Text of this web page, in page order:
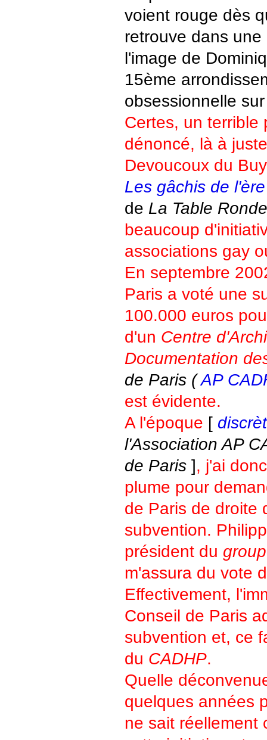
voient rouge dès
retrouve dans
l'image de
15ème
obsessionnelle
Certes, un terrible
dénoncé, là à
Devoucoux du
Les gâchis de
de La Table Ronde
beaucoup
associations gay
En septembre
Paris a voté une
100.000 euros
d'un Centre
Documentation
de Paris (AP
est évidente.
A l'époque [
l'Association AP
de Paris], j'ai
plume pour
de Paris de droite
subvention.
président du
m'assura du vote
Effectivement,
Conseil de Paris
subvention et, ce
du CADHP.
Quelle
quelques années
ne sait réellement